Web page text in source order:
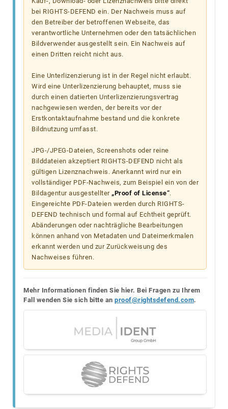
bei RIGHTS-DEFEND ein. Der Nachweis muss auf
den Betreiber der betroffenen Webseite, das
verantwortliche Unternehmen oder den tatsächlichen
Bildverwender ausgestellt sein. Ein Nachweis auf
einen Dritten reicht nicht aus.
Eine Unterlizenzierung ist in der Regel nicht erlaubt.
Wird eine Unterlizenzierung behauptet, muss sie
durch einen datierten Unterlizenzierungsvertrag
nachgewiesen werden, der bereits vor der
Erstkontaktaufnahme bestand und die konkrete
Bildnutzung umfasst.
JPG-/JPEG-Dateien, Screenshots oder reine
Bilddateien akzeptiert RIGHTS-DEFEND nicht als
gültigen Lizenznachweis. Anerkannt wird nur ein
vollständiger PDF-Nachweis, zum Beispiel ein von der
Bildagentur ausgestellter „Proof of License“.
Eingereichte PDF-Dateien werden durch RIGHTS-
DEFEND technisch und formal auf Echtheit geprüft.
Abänderungen oder nachträgliche Bearbeitungen
können anhand von Metadaten und Dateimerkmalen
erkannt werden und zur Zurückweisung des
Nachweises führen.
Mehr Informationen finden Sie hier. Bei Fragen zu Ihrem
Fall wenden Sie sich bitte an proof@rightsdefend.com.